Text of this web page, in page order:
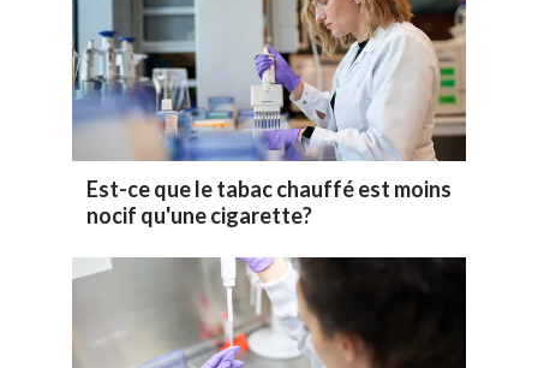
Est-ce que le tabac chauffé est moins
nocif qu'une cigarette?